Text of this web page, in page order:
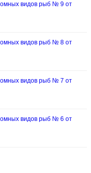
видов рыб № 9 от
видов рыб № 8 от
видов рыб № 7 от
видов рыб № 6 от